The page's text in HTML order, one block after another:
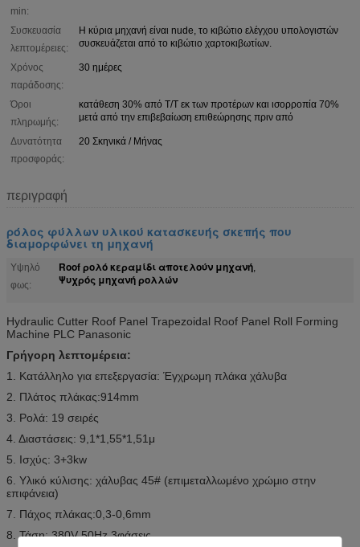
min:
Συσκευασία
λεπτομέρειες:
Η κύρια μηχανή είναι nude, το κιβώτιο ελέγχου υπολογιστών
συσκευάζεται από το κιβώτιο χαρτοκιβωτίων.
Χρόνος
παράδοσης:
30 ημέρες
Όροι
πληρωμής:
κατάθεση 30% από T/T εκ των προτέρων και ισορροπία 70%
μετά από την επιβεβαίωση επιθεώρησης πριν από
Δυνατότητα
προσφοράς:
20 Σκηνικά / Μήνας
περιγραφή
ρόλος φύλλων υλικού κατασκευής σκεπής που
διαμορφώνει τη μηχανή
Υψηλό
φως:
Roof ρολό κεραμίδι αποτελούν μηχανή,
Ψυχρός μηχανή ρολλών
Hydraulic Cutter Roof Panel Trapezoidal Roof Panel Roll Forming
Machine PLC Panasonic
Γρήγορη λεπτομέρεια:
1. Κατάλληλο για επεξεργασία: Έγχρωμη πλάκα χάλυβα
2. Πλάτος πλάκας:914mm
3. Ρολά: 19 σειρές
4. Διαστάσεις: 9,1*1,55*1,51μ
5. Ισχύς: 3+3kw
6. Υλικό κύλισης: χάλυβας 45# (επιμεταλλωμένο χρώμιο στην
επιφάνεια)
7. Πάχος πλάκας:0,3-0,6mm
8. Τάση: 380V 50Hz 3φάσεις